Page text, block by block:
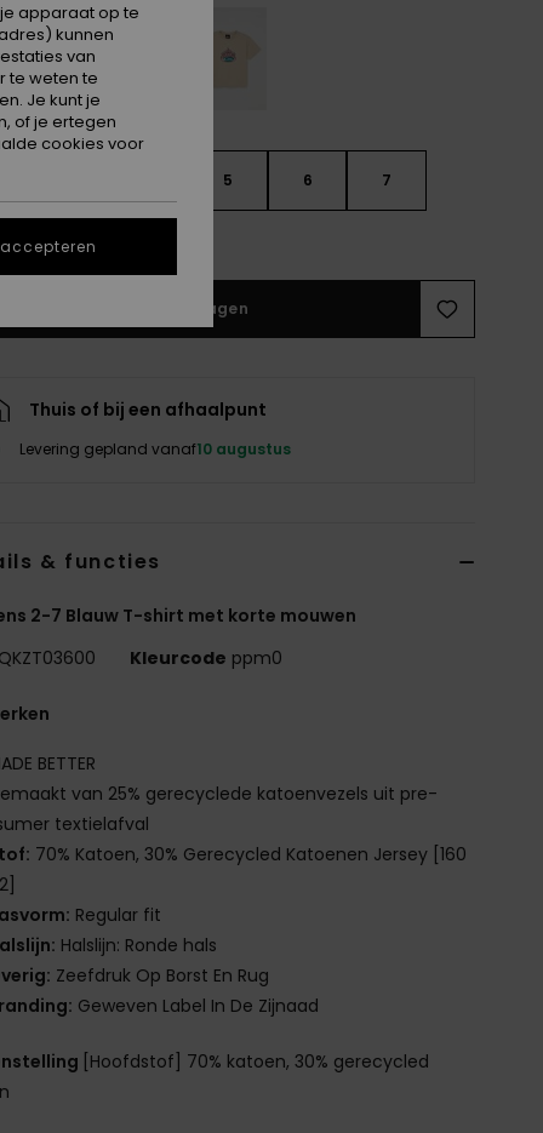
5 6 7
maattabel
In winkelwagen
Thuis of bij een afhaalpunt
Levering gepland vanaf10 augustus
& functies
2-7 Blauw T-shirt met korte mouwen
Kleurcode ppm0
BETTER
van 25% gerecyclede katoenvezels uit pre-
textielafval
70% Katoen, 30% Gerecycled Katoenen Jersey [160
Regular fit
Halslijn: Ronde hals
Zeefdruk Op Borst En Rug
Geweven Label In De Zijnaad
[Hoofdstof] 70% katoen, 30% gerecycled
apparaat op te
kunnen
van
te weten te
Je kunt je
of je ertegen
cookies voor